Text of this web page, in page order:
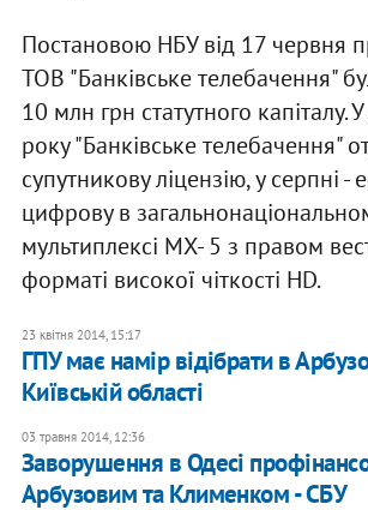
Постановою НБУ від 17 червня
ТОВ "Банківське телебачення"
10 млн грн статутного капіталу.
року "Банківське телебачення"
супутникову ліцензію, у серпні -
цифрову в
мультиплексі МХ- 5 з правом
форматі високої чіткості HD.
23 квітня 2014, 15:17
ГПУ має намір відібрати в
Київській області
03 травня 2014, 12:36
Заворушення в Одесі
Арбузовим та Клименком - СБУ